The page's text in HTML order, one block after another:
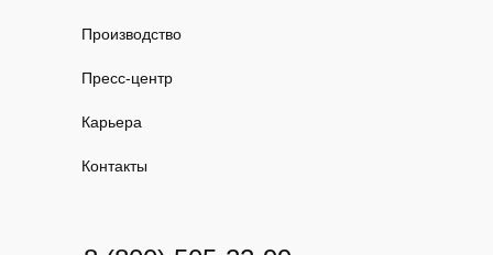
Контакты
Карьера
Пресс-центр
Производство